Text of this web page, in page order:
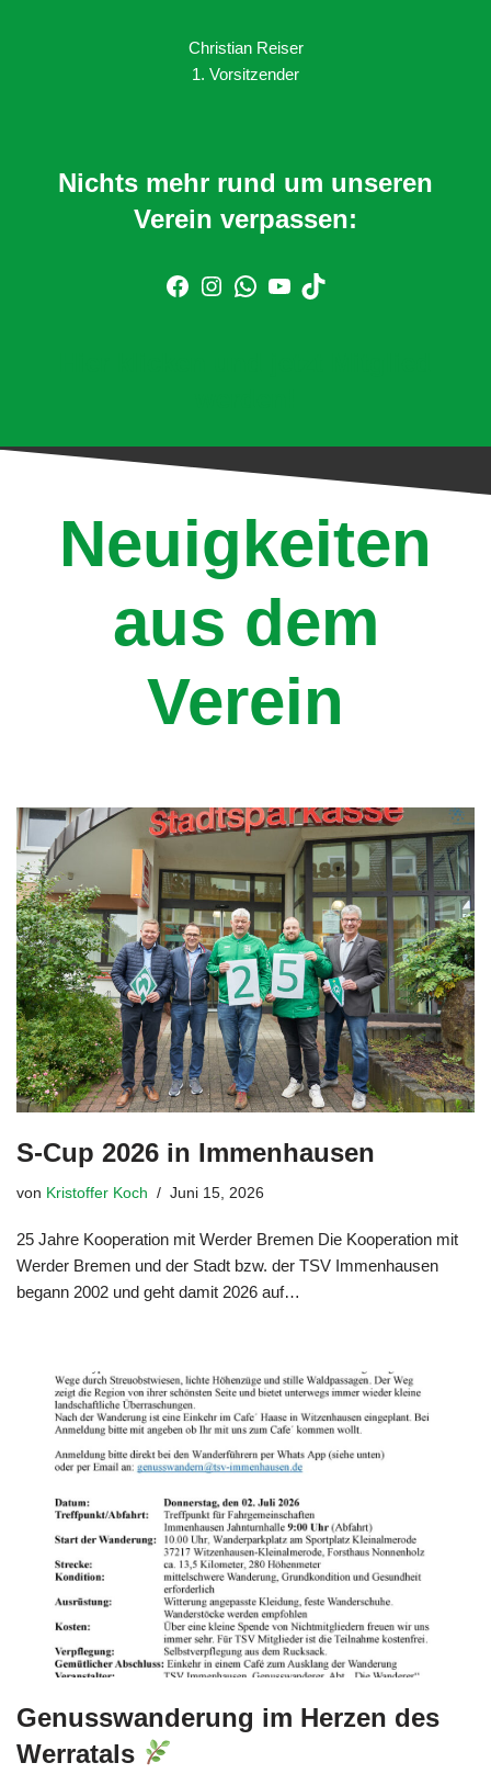
Christian Reiser
1. Vorsitzender
Nichts mehr rund um unseren
Verein verpassen:
Neuigkeiten
aus dem
Verein
S-Cup 2026 in Immenhausen
von Kristoffer Koch Juni 15, 2026
25 Jahre Kooperation mit Werder Bremen Die Kooperation mit
Werder Bremen und der Stadt bzw. der TSV Immenhausen
begann 2002 und geht damit 2026 auf…
Genusswanderung im Herzen des
Werratals